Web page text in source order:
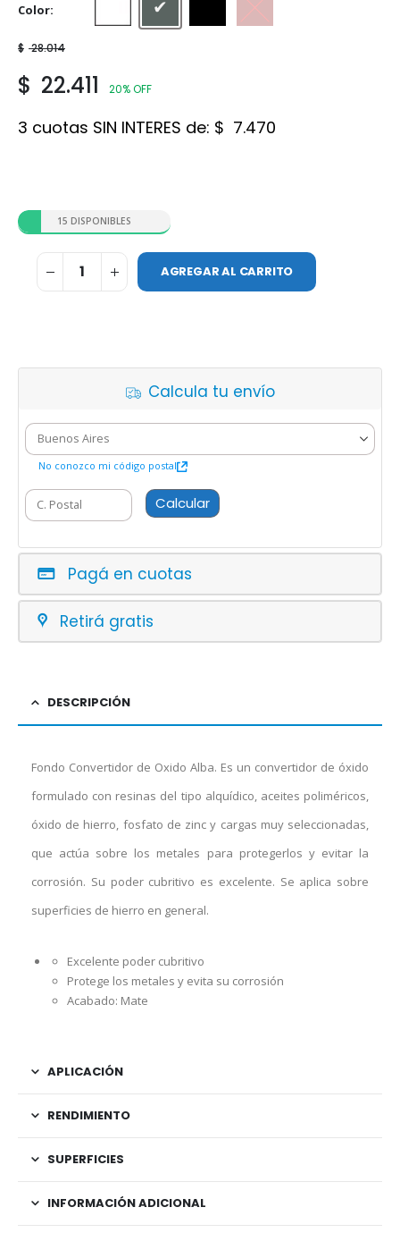
Color Gris Rojo
$ 28.014
$ 22.411 20% OFF
3 cuotas SIN INTERES de: $ 7.470
15 DISPONIBLES
AGREGAR AL CARRITO
Calcula tu envío
No conozco mi código postal
Calcular
Pagá en cuotas
Retirá gratis
DESCRIPCIÓN
Fondo Convertidor de Oxido Alba. Es un convertidor de óxido
formulado con resinas del tipo alquídico, aceites poliméricos,
óxido de hierro, fosfato de zinc y cargas muy seleccionadas,
que actúa sobre los metales para protegerlos y evitar la
corrosión. Su poder cubritivo es excelente. Se aplica sobre
superficies de hierro en general.
Excelente poder cubritivo
Protege los metales y evita su corrosión
Acabado: Mate
APLICACIÓN
RENDIMIENTO
SUPERFICIES
INFORMACIÓN ADICIONAL